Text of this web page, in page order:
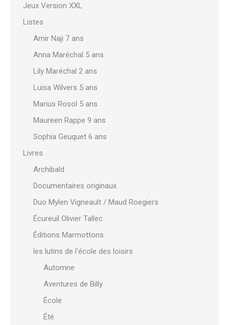
Jeux Version XXL
Listes
Amir Naji 7 ans
Anna Maréchal 5 ans
Lily Maréchal 2 ans
Luisa Wilvers 5 ans
Marius Rosol 5 ans
Maureen Rappe 9 ans
Sophia Geuquet 6 ans
Livres
Archibald
Documentaires originaux
Duo Mylen Vigneault / Maud Roegiers
Écureuil Olivier Tallec
Éditions Marmottons
les lutins de l'école des loisirs
Automne
Aventures de Billy
École
Été